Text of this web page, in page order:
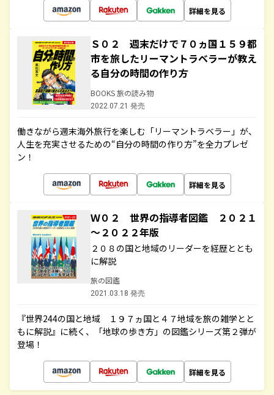
詳細を見る
Ｓ０２ 週末だけで７０ヵ国１５９都
市を旅したリーマントラベラーが教え
る自分の時間の作り方
BOOKS 旅の読み物
2022.07.21 発売
働きながら週末海外旅行を楽しむ「リーマントラベラー」が、
人生を充実させるための“自分の時間の作り方”を全力プレゼ
ン！
詳細を見る
Ｗ０２ 世界の指導者図鑑 ２０２１
～２０２２年版
２０８の国と地域のリーダーを経歴ととも
に解説
旅の図鑑
2021.03.18 発売
『世界244の国と地域 １９７ヵ国と４７地域を旅の雑学とと
もに解説』に続く、「地球の歩き方」の図鑑シリーズ第２弾が
登場！
詳細を見る